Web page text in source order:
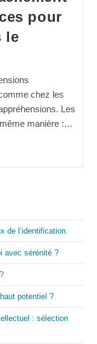
pour
le
chez les
Les
manière :…
de l’identification.
avec sérénité ?
potentiel ?
: sélection